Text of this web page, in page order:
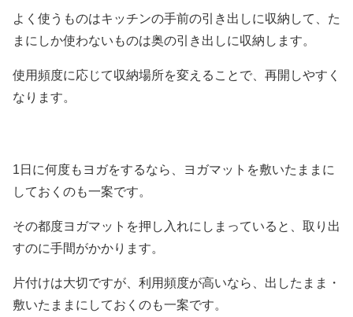
よく使うものはキッチンの手前の引き出しに収納して、た
まにしか使わないものは奥の引き出しに収納します。
使用頻度に応じて収納場所を変えることで、再開しやすく
なります。
1日に何度もヨガをするなら、ヨガマットを敷いたままに
しておくのも一案です。
その都度ヨガマットを押し入れにしまっていると、取り出
すのに手間がかかります。
片付けは大切ですが、利用頻度が高いなら、出したまま・
敷いたままにしておくのも一案です。